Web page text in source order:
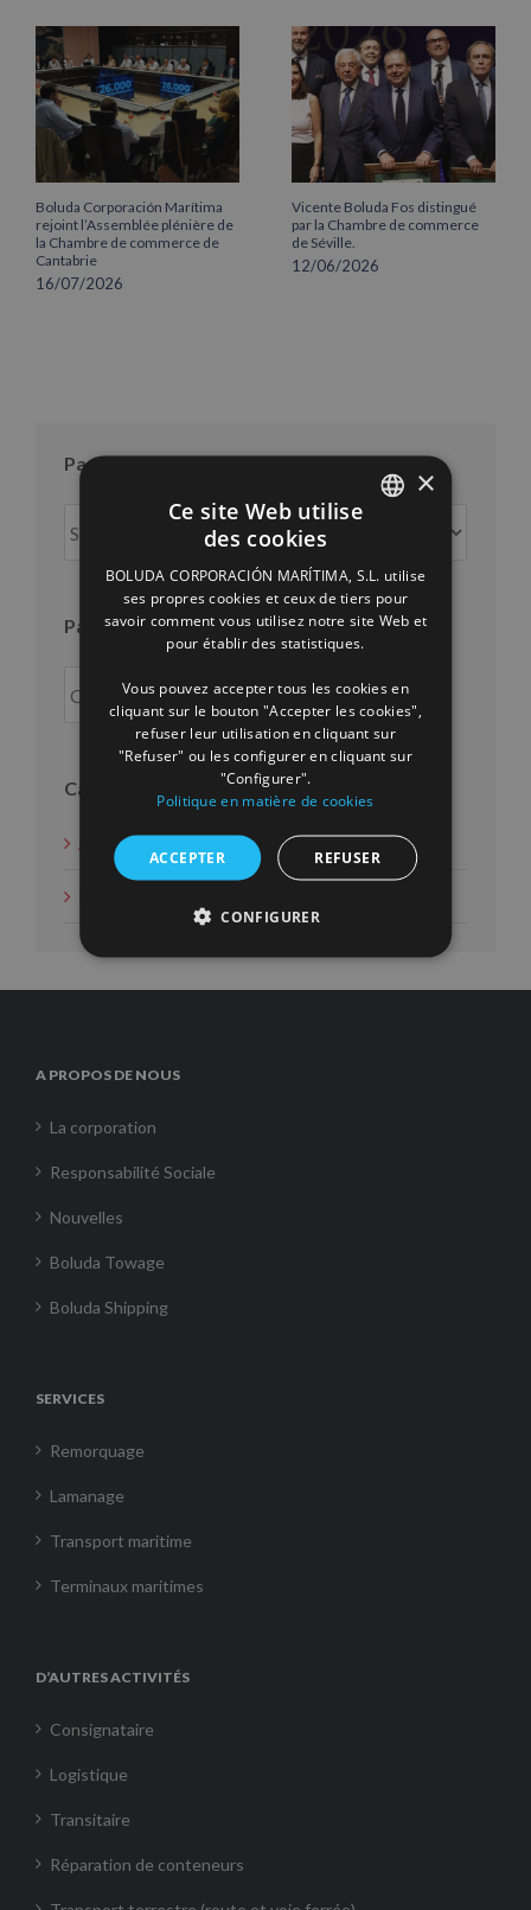
Boluda Corporación Marítima
rejoint l’Assemblée plénière de
la Chambre de commerce de
Cantabrie
16/07/2026
Vicente Boluda Fos distingué
par la Chambre de commerce
de Séville.
12/06/2026
Par mois
mois
Par an
Catégories
Actions d'intérêt social
A PROPOS DE NOUS
La corporation
Responsabilité Sociale
Nouvelles
Boluda Towage
Boluda Shipping
SERVICES
Remorquage
Lamanage
Transport maritime
Terminaux maritimes
D’AUTRES ACTIVITÉS
Consignataire
Logistique
Transitaire
Réparation de conteneurs
ENGLISH
FRENCH
×
Ce site Web utilise
des cookies
BOLUDA CORPORACIÓN MARÍTIMA, S.L. utilise
ses propres cookies et ceux de tiers pour
savoir comment vous utilisez notre site Web et
pour établir des statistiques.
Vous pouvez accepter tous les cookies en
cliquant sur le bouton "Accepter les cookies",
refuser leur utilisation en cliquant sur
"Refuser" ou les configurer en cliquant sur
"Configurer".
Politique en matière de cookies
ACCEPTER REFUSER
CONFIGURER